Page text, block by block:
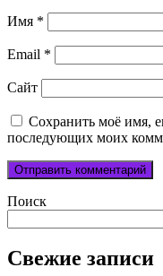
Имя *
Email *
Сайт
Сохранить моё имя,
последующих моих
Поиск
Свежие записи